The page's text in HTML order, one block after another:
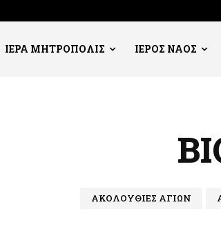
ΙΕΡΑ ΜΗΤΡΟΠΟΛΙΣ ΙΕΡΟΣ ΝΑΟΣ
ΑΚΟΛΟΥΘΙΕΣ ΑΓΙΩΝ